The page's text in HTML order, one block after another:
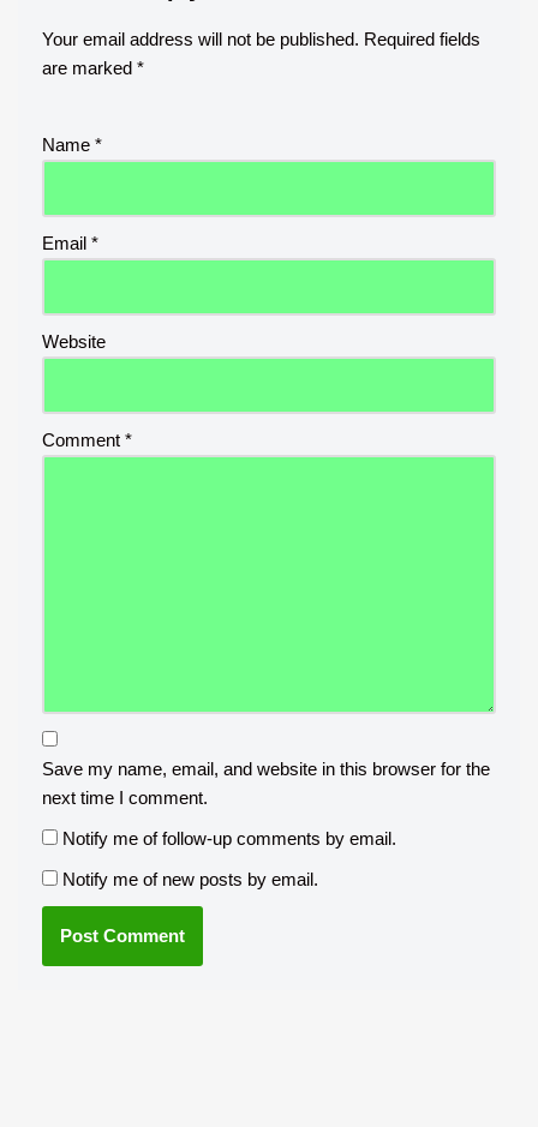
Your email address will not be published. Required fields
are marked *
Name *
Email *
Website
Comment *
Save my name, email, and website in this browser for the
next time I comment.
Notify me of follow-up comments by email.
Notify me of new posts by email.